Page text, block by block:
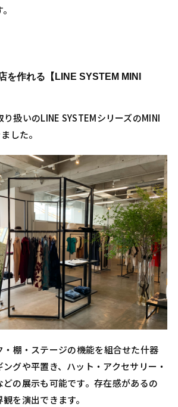
を作れる【LINE SYSTEM MINI
扱いのLINE SYSTEMシリーズのMINI
した。
・棚・ステージの機能を組合せた什器
グや平置き、ハット・アクセサリー・
の展示も可能です。存在感があるの
を演出できます。